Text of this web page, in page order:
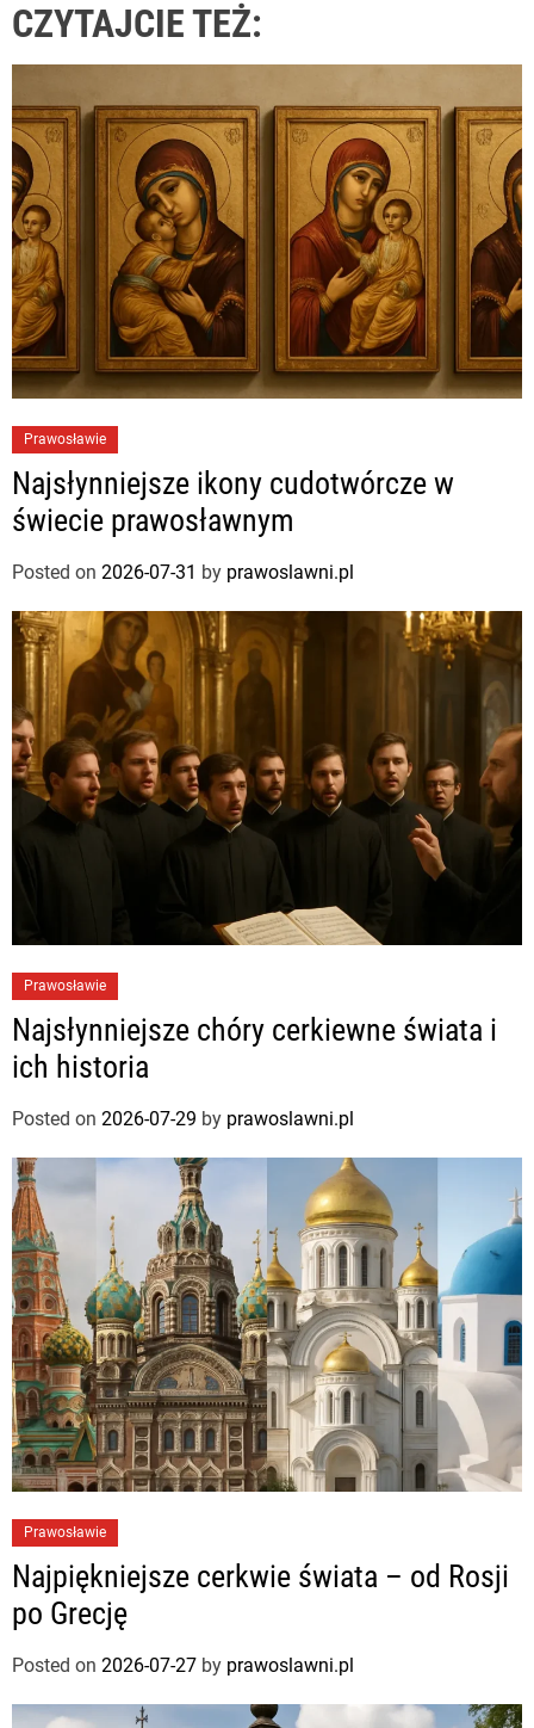
CZYTAJCIE TEŻ:
Prawosławie
Najsłynniejsze ikony cudotwórcze w
świecie prawosławnym
Posted on 2026-07-31 by prawoslawni.pl
Prawosławie
Najsłynniejsze chóry cerkiewne świata i
ich historia
Posted on 2026-07-29 by prawoslawni.pl
Prawosławie
Najpiękniejsze cerkwie świata – od Rosji
po Grecję
Posted on 2026-07-27 by prawoslawni.pl